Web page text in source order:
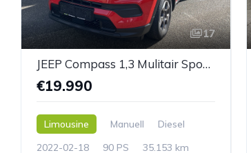
17
JEEP Compass 1,3 Mulitair Sport T4 FWD 6MT
€19.990
Limousine Manuell
Diesel
2022-02-18
90 PS 35.153 km